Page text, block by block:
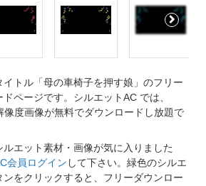
トル「母の車椅子を押す娘」のフリー
ページです。シルエットAC では、
像度画像が無料でダウンロードし放題で
エット素材・画像が気に入りました
会員ログイン して下さい。緑色のシルエ
ンをクリックすると、フリーダウンロー